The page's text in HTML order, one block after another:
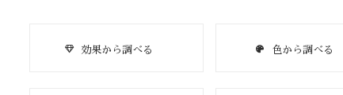
効果から調べる 色から調べる